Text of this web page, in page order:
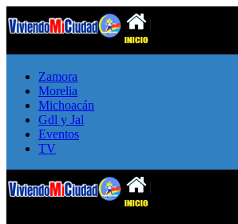
Zamora
Morelia
Michoacán
Gdl y Jal
Eventos
TV